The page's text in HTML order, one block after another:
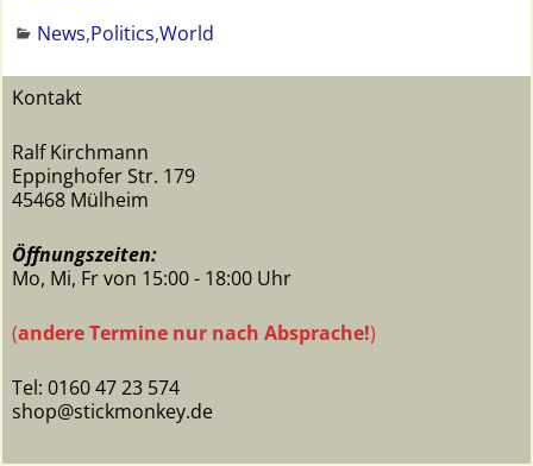
News,Politics,World
Kontakt
Ralf Kirchmann
Eppinghofer Str. 179
45468 Mülheim
Öffnungszeiten:
Mo, Mi, Fr von 15:00 - 18:00 Uhr
(andere Termine nur nach Absprache!)
Tel: 0160 47 23 574
shop@stickmonkey.de